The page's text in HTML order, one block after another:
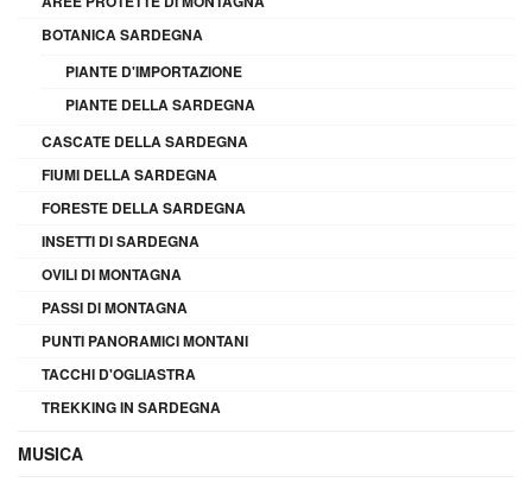
BOTANICA SARDEGNA
PIANTE D'IMPORTAZIONE
PIANTE DELLA SARDEGNA
CASCATE DELLA SARDEGNA
FIUMI DELLA SARDEGNA
FORESTE DELLA SARDEGNA
INSETTI DI SARDEGNA
OVILI DI MONTAGNA
PASSI DI MONTAGNA
PUNTI PANORAMICI MONTANI
TACCHI D'OGLIASTRA
TREKKING IN SARDEGNA
MUSICA